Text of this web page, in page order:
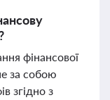
фінансової
за собою
згідно з